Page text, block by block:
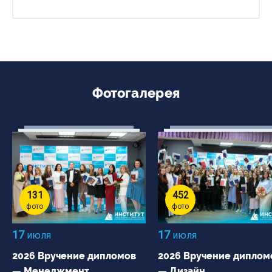
Фотогалерея
131
фото
17июля
2026 Вручение дипломов
452
фото
17июля
2026 Вручение